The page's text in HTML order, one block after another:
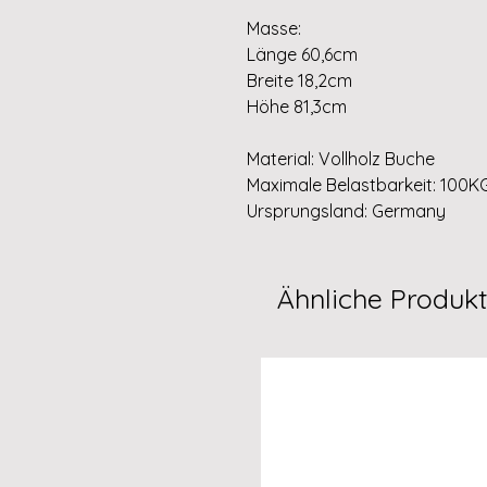
Masse:
Länge 60,6cm
Breite 18,2cm
Höhe 81,3cm
Material: Vollholz Buche
Maximale Belastbarkeit:
Ursprungsland: Germany
Ähnliche